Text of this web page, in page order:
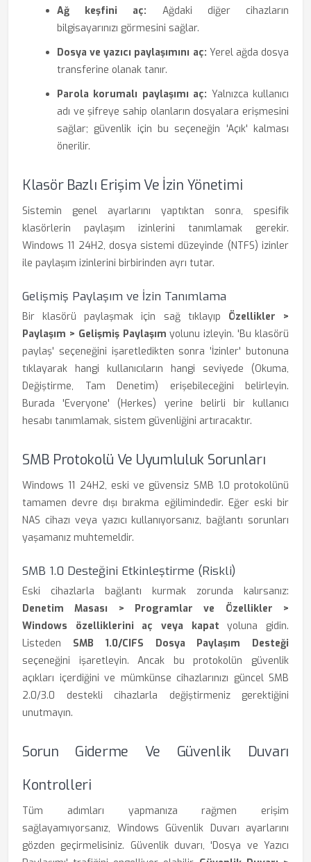
Ağ keşfini aç: Ağdaki diğer cihazların
bilgisayarınızı görmesini sağlar.
Dosya ve yazıcı paylaşımını aç: Yerel ağda dosya
transferine olanak tanır.
Parola korumalı paylaşımı aç: Yalnızca kullanıcı
adı ve şifreye sahip olanların dosyalara erişmesini
sağlar; güvenlik için bu seçeneğin 'Açık' kalması
önerilir.
Klasör Bazlı Erişim Ve İzin Yönetimi
Sistemin genel ayarlarını yaptıktan sonra, spesifik
klasörlerin paylaşım izinlerini tanımlamak gerekir.
Windows 11 24H2, dosya sistemi düzeyinde (NTFS) izinler
ile paylaşım izinlerini birbirinden ayrı tutar.
Gelişmiş Paylaşım ve İzin Tanımlama
Bir klasörü paylaşmak için sağ tıklayıp Özellikler >
Paylaşım > Gelişmiş Paylaşım yolunu izleyin. 'Bu klasörü
paylaş' seçeneğini işaretledikten sonra 'İzinler' butonuna
tıklayarak hangi kullanıcıların hangi seviyede (Okuma,
Değiştirme, Tam Denetim) erişebileceğini belirleyin.
Burada 'Everyone' (Herkes) yerine belirli bir kullanıcı
hesabı tanımlamak, sistem güvenliğini artıracaktır.
SMB Protokolü Ve Uyumluluk Sorunları
Windows 11 24H2, eski ve güvensiz SMB 1.0 protokolünü
tamamen devre dışı bırakma eğilimindedir. Eğer eski bir
NAS cihazı veya yazıcı kullanıyorsanız, bağlantı sorunları
yaşamanız muhtemeldir.
SMB 1.0 Desteğini Etkinleştirme (Riskli)
Eski cihazlarla bağlantı kurmak zorunda kalırsanız:
Denetim Masası > Programlar ve Özellikler >
Windows özelliklerini aç veya kapat yoluna gidin.
Listeden SMB 1.0/CIFS Dosya Paylaşım Desteği
seçeneğini işaretleyin. Ancak bu protokolün güvenlik
açıkları içerdiğini ve mümkünse cihazlarınızı güncel SMB
2.0/3.0 destekli cihazlarla değiştirmeniz gerektiğini
unutmayın.
Sorun Giderme Ve Güvenlik Duvarı
Kontrolleri
Tüm adımları yapmanıza rağmen erişim
sağlayamıyorsanız, Windows Güvenlik Duvarı ayarlarını
gözden geçirmelisiniz. Güvenlik duvarı, 'Dosya ve Yazıcı